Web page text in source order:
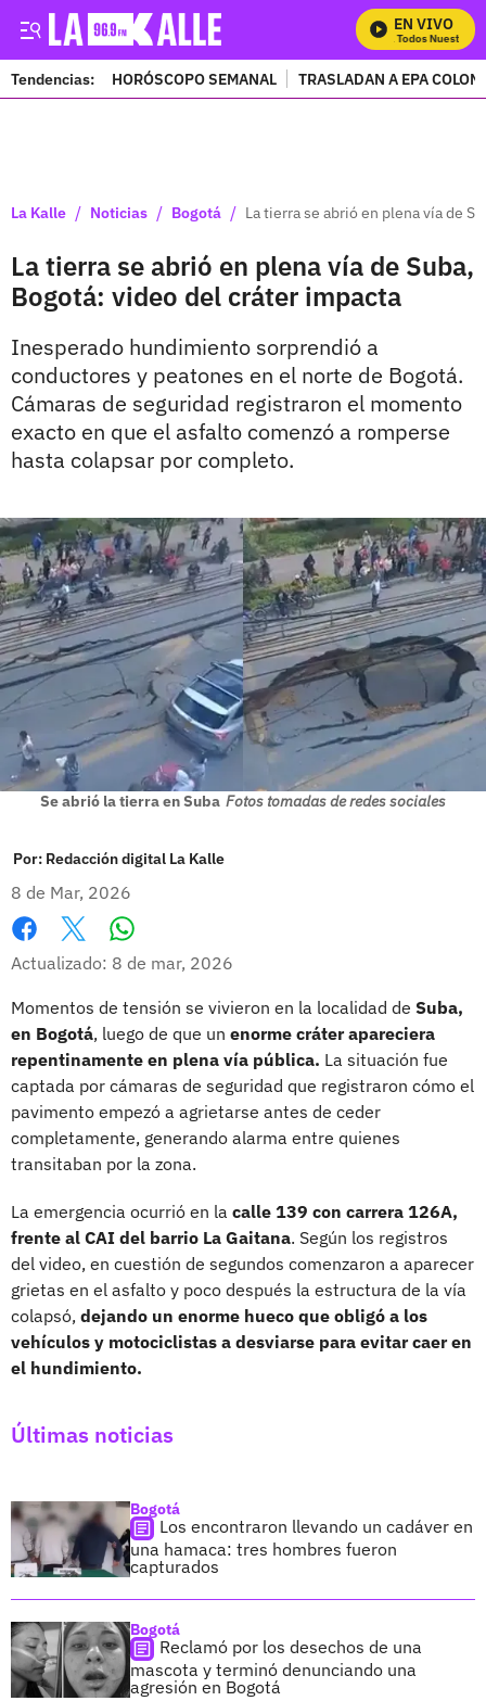
EN VIVO
Mira Todos Nuestros
Tendencias: HORÓSCOPO SEMANAL TRASLADAN A EPA
La Kalle / Noticias / Bogotá / La tierra se abrió en plena vía de
La tierra se abrió en plena vía de Suba,
Bogotá: video del cráter impacta
Inesperado hundimiento sorprendió a
conductores y peatones en el norte de Bogotá.
Cámaras de seguridad registraron el momento
exacto en que el asfalto comenzó a romperse
hasta colapsar por completo.
Se abrió la tierra en Suba Fotos tomadas de redes sociales
Por: Redacción digital La Kalle
8 de Mar, 2026
Facebook
X
Actualizado: 8 de mar, 2026
Momentos de tensión se vivieron en la localidad de Suba,
en Bogotá, luego de que un enorme cráter apareciera
repentinamente en plena vía pública. La situación fue
captada por cámaras de seguridad que registraron cómo el
pavimento empezó a agrietarse antes de ceder
completamente, generando alarma entre quienes
transitaban por la zona.
La emergencia ocurrió en la calle 139 con carrera 126A,
frente al CAI del barrio La Gaitana. Según los registros
del video, en cuestión de segundos comenzaron a aparecer
grietas en el asfalto y poco después la estructura de la vía
colapsó, dejando un enorme hueco que obligó a los
vehículos y motociclistas a desviarse para evitar caer en
el hundimiento.
Últimas noticias
Bogotá
Los encontraron llevando un cadáver en
una hamaca: tres hombres fueron
capturados
Bogotá
Reclamó por los desechos de una
mascota y terminó denunciando una
agresión en Bogotá